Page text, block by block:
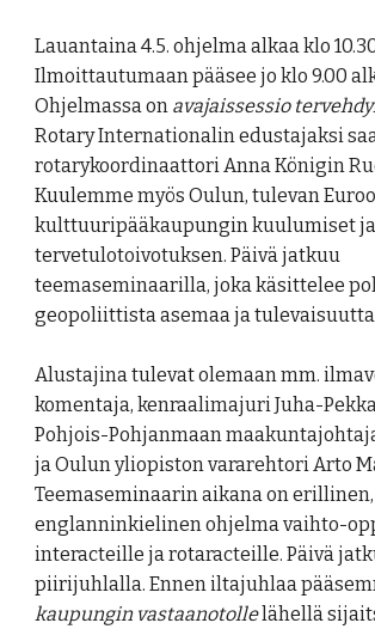
Lauantaina 4.5. ohjelma alkaa klo
Ilmoittautumaan pääsee jo klo 9.00
Ohjelmassa on avajaissessio
Rotary Internationalin edustajaksi
rotarykoordinaattori Anna Königin
Kuulemme myös Oulun, tulevan
kulttuuripääkaupungin kuulumiset ja
tervetulotoivotuksen. Päivä jatkuu
teemaseminaarilla, joka käsittelee
geopoliittista asemaa ja
Alustajina tulevat olemaan mm.
komentaja, kenraalimajuri Juha-
Pohjois-Pohjanmaan
ja Oulun yliopiston vararehtori Arto
Teemaseminaarin aikana on erillinen,
englanninkielinen ohjelma vaihto-
interacteille ja rotaracteille. Päivä
piirijuhlalla. Ennen iltajuhlaa
kaupungin vastaanotollelähellä